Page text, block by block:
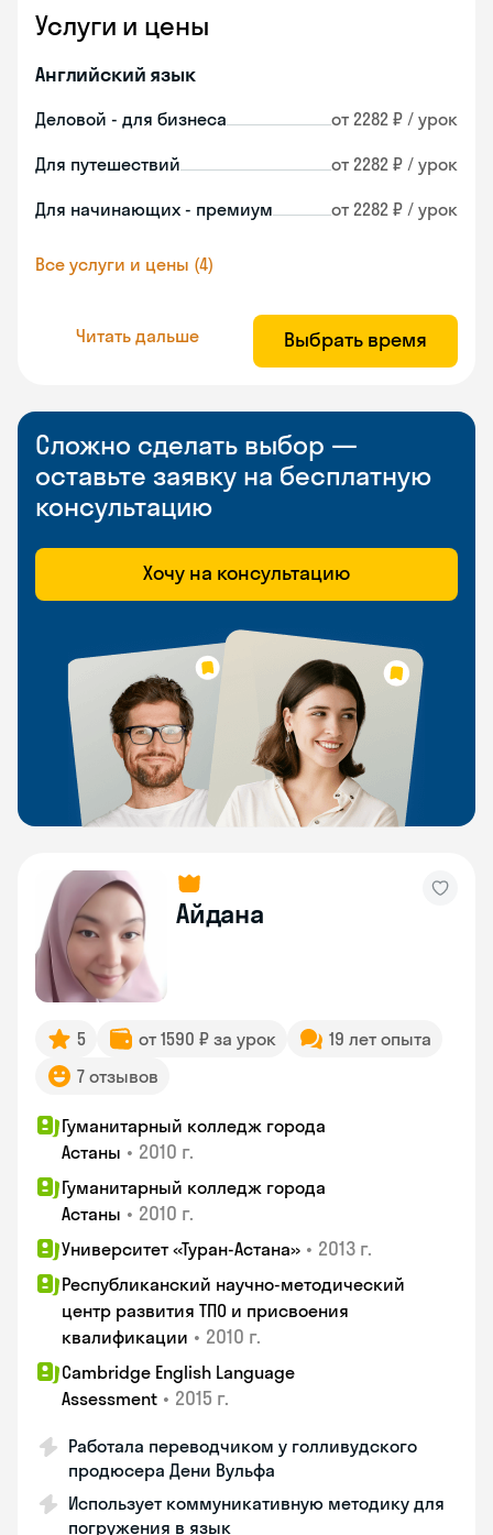
Услуги и цены
Английский язык
Деловой - для бизнеса от 2282 ₽ / урок
Для путешествий от 2282 ₽ / урок
Для начинающих - премиум от 2282 ₽ / урок
Все услуги и цены (4)
Читать дальше Выбрать время
Сложно сделать выбор —
оставьте заявку на бесплатную
консультацию
Хочу на консультацию
Айдана
5 от 1590 ₽ за урок
19 лет опыта
7 отзывов
Гуманитарный колледж города
Астаны • 2010 г.
Гуманитарный колледж города
Астаны • 2010 г.
Университет «Туран-Астана» • 2013 г.
Республиканский научно-методический
центр развития ТПО и присвоения
квалификации • 2010 г.
Cambridge English Language
Assessment • 2015 г.
Работала переводчиком у голливудского
продюсера Дени Вульфа
Использует коммуникативную методику для
погружения в язык